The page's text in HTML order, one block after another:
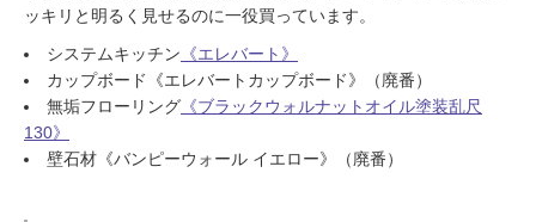
ッキリと明るく見せるのに一役買っています。
システムキッチン 《エレバート》
カップボード《エレバートカップボード》（廃番）
無垢フローリング 《ブラックウォルナットオイル塗装乱尺
130》
壁石材《バンピーウォール イエロー》（廃番）